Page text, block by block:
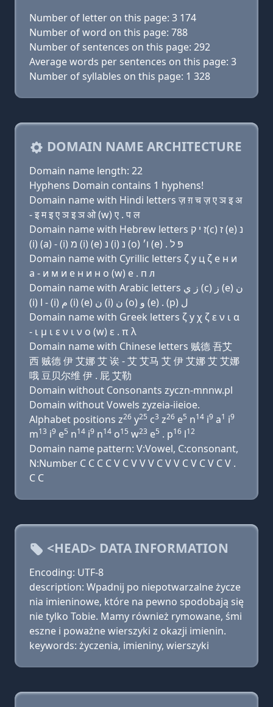
Number of letter on this page: 3 174
Number of word on this page: 788
Number of sentences on this page: 292
Average words per sentences on this page: 3
Number of syllables on this page: 1 328
DOMAIN NAME ARCHITECTURE
Domain name length: 22
Hyphens Domain contains 1 hyphens!
Domain name with Hindi letters ज़ ग़ च ज़ ए ञ इ अ
- इ म इ ए ञ इ ञ ओ (w) ए . प ल
Domain name with Hebrew letters ז י ק(c) ז (e) נ
(i) (a) - (i) מ (i) (e) נ (i) נ (ο) ו׳ (e) . פּ ל
Domain name with Cyrillic letters ζ y ц ζ e н и
a - и м и e н и н о (w) e . п л
Domain name with Arabic letters ﺯ ﻱ (c) ﺯ (e) ﻥ
(i) ﺍ - (i) ﻡ (i) (e) ﻥ (i) ﻥ (o) ﻭ (e) . (p) ﻝ
Domain name with Greek letters ζ y χ ζ ε ν ι α
- ι μ ι ε ν ι ν ο (w) ε . π λ
Domain name with Chinese letters 贼德 吾艾
西 贼德 伊 艾娜 艾 诶 - 艾 艾马 艾 伊 艾娜 艾 艾娜
哦 豆贝尔维 伊 . 屁 艾勒
Domain without Consonants zyczn-mnnw.pl
Domain without Vowels zyzeia-iieioe.
Alphabet positions z26 y25 c3 z26 e5 n14 i9 a1 i9
m13 i9 e5 n14 i9 n14 o15 w23 e5 . p16 l12
Domain name pattern: V:Vowel, C:consonant,
N:Number C C C C V C V V V C V V C V C V C V .
C C
<HEAD> DATA INFORMATION
Encoding: UTF-8
description: Wpadnij po niepotwarzalne życze
nia imieninowe, które na pewno spodobają się
nie tylko Tobie. Mamy również rymowane, śmi
eszne i poważne wierszyki z okazji imienin.
keywords: życzenia, imieniny, wierszyki